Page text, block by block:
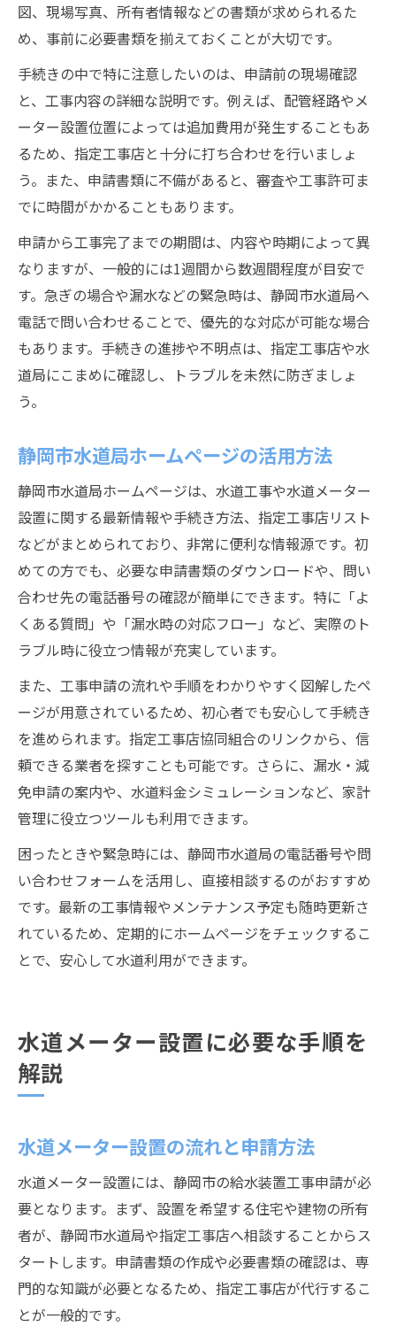
図、現場写真、所有者情報などの書類が求められるた
め、事前に必要書類を揃えておくことが大切です。
手続きの中で特に注意したいのは、申請前の現場確認
と、工事内容の詳細な説明です。例えば、配管経路やメ
ーター設置位置によっては追加費用が発生することもあ
るため、指定工事店と十分に打ち合わせを行いましょ
う。また、申請書類に不備があると、審査や工事許可ま
でに時間がかかることもあります。
申請から工事完了までの期間は、内容や時期によって異
なりますが、一般的には1週間から数週間程度が目安で
す。急ぎの場合や漏水などの緊急時は、静岡市水道局へ
電話で問い合わせることで、優先的な対応が可能な場合
もあります。手続きの進捗や不明点は、指定工事店や水
道局にこまめに確認し、トラブルを未然に防ぎましょ
う。
静岡市水道局ホームページの活用方法
静岡市水道局ホームページは、水道工事や水道メーター
設置に関する最新情報や手続き方法、指定工事店リスト
などがまとめられており、非常に便利な情報源です。初
めての方でも、必要な申請書類のダウンロードや、問い
合わせ先の電話番号の確認が簡単にできます。特に「よ
くある質問」や「漏水時の対応フロー」など、実際のト
ラブル時に役立つ情報が充実しています。
また、工事申請の流れや手順をわかりやすく図解したペ
ージが用意されているため、初心者でも安心して手続き
を進められます。指定工事店協同組合のリンクから、信
頼できる業者を探すことも可能です。さらに、漏水・減
免申請の案内や、水道料金シミュレーションなど、家計
管理に役立つツールも利用できます。
困ったときや緊急時には、静岡市水道局の電話番号や問
い合わせフォームを活用し、直接相談するのがおすすめ
です。最新の工事情報やメンテナンス予定も随時更新さ
れているため、定期的にホームページをチェックするこ
とで、安心して水道利用ができます。
水道メーター設置に必要な手順を
解説
水道メーター設置の流れと申請方法
水道メーター設置には、静岡市の給水装置工事申請が必
要となります。まず、設置を希望する住宅や建物の所有
者が、静岡市水道局や指定工事店へ相談することからス
タートします。申請書類の作成や必要書類の確認は、専
門的な知識が必要となるため、指定工事店が代行するこ
とが一般的です。